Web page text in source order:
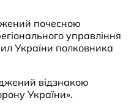
почесною
управління
України полковника
відзнакою
України».